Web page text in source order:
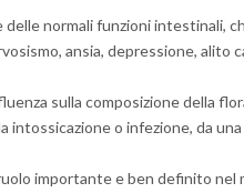
normali funzioni intestinali,
ansia, depressione,
sulla composizione della
intossicazione o infezione, da
importante e ben definito